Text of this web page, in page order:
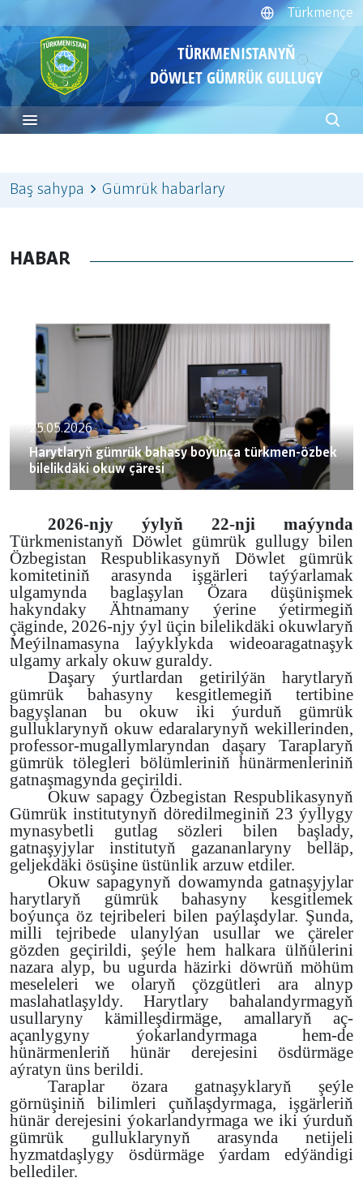
Türkmençe
TÜRKMENISTANYŇ
DÖWLET GÜMRÜK GULLUGY
Baş sahypa Gümrük habarlary
HABAR
25.05.2026
Harytlaryň gümrük bahasy boýunça türkmen-özbek
bilelikdäki okuw çäresi
2026-njy ýylyň 22-nji maýynda
Türkmenistanyň Döwlet gümrük gullugy bilen
Özbegistan Respublikasynyň Döwlet gümrük
komitetiniň arasynda işgärleri taýýarlamak
ulgamynda baglaşylan Özara düşünişmek
hakyndaky Ähtnamany ýerine ýetirmegiň
çäginde, 2026-njy ýyl üçin bilelikdäki okuwlaryň
Meýilnamasyna laýyklykda wideoaragatnaşyk
ulgamy arkaly okuw guraldy.
Daşary ýurtlardan getirilýän harytlaryň
gümrük bahasyny kesgitlemegiň tertibine
bagyşlanan bu okuw
iki ýurduň gümrük
gulluklarynyň okuw edaralarynyň wekillerinden,
professor-mugallymlaryndan daşary Taraplaryň
gümrük tölegleri bölümleriniň hünärmenleriniň
gatnaşmagynda geçirildi.
Okuw sapagy Özbegistan Respublikasynyň
Gümrük institutynyň döredilmeginiň 23 ýyllygy
mynasybetli gutlag sözleri bilen başlady,
gatnaşyjylar institutyň gazananlaryny belläp,
geljekdäki ösüşine üstünlik arzuw etdiler.
Okuw sapagynyň dowamynda gatnaşyjylar
harytlaryň gümrük bahasyny kesgitlemek
boýunça öz tejribeleri bilen paýlaşdylar. Şunda,
milli tejribede ulanylýan usullar we çäreler
gözden geçirildi, şeýle hem halkara ülňülerini
nazara alyp, bu ugurda häzirki döwrüň möhüm
meseleleri we olaryň çözgütleri ara alnyp
maslahatlaşyldy. Harytlary bahalandyrmagyň
usullaryny kämilleşdirmäge, amallaryň aç-
açanlygyny ýokarlandyrmaga hem-de
hünärmenleriň hünär derejesini ösdürmäge
aýratyn üns berildi.
Taraplar özara gatnaşyklaryň şeýle
görnüşiniň bilimleri çuňlaşdyrmaga, işgärleriň
hünär derejesini ýokarlandyrmaga we iki ýurduň
gümrük gulluklarynyň arasynda netijeli
hyzmatdaşlygy ösdürmäge ýardam edýändigi
bellediler.